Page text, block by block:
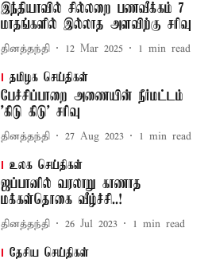
இந்தியாவில் சில்லறை பணவீக்கம் 7
மாதங்களில் இல்லாத அளவிற்கு சரிவு
தினத்தந்தி 12 Mar 2025 1 min read
தமிழக செய்திகள்
பேச்சிப்பாறை அணையின் நீர்மட்டம்
'கிடு கிடு' சரிவு
தினத்தந்தி 27 Aug 2023 1 min read
உலக செய்திகள்
ஜப்பானில் வரலாறு காணாத
மக்கள்தொகை வீழ்ச்சி..!
தினத்தந்தி 26 Jul 2023 1 min read
தேசிய செய்திகள்